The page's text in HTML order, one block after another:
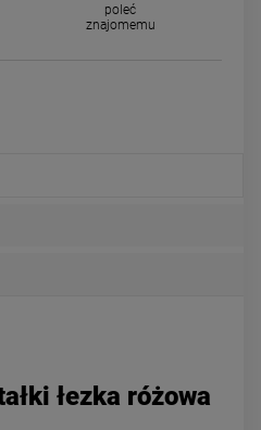
poleć
znajomemu
łezka różowa